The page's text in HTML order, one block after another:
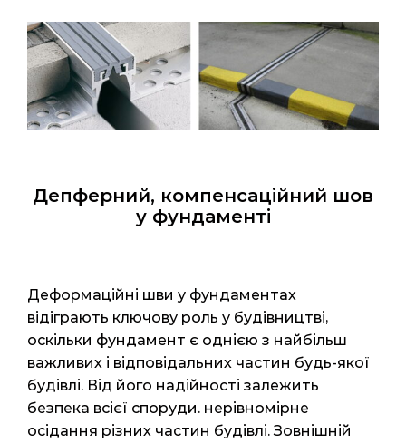
Депферний, компенсаційний шов
у фундаменті
Деформаційні шви у фундаментах
відіграють ключову роль у будівництві,
оскільки фундамент є однією з найбільш
важливих і відповідальних частин будь-якої
будівлі. Від його надійності залежить
безпека всієї споруди. нерівномірне
осідання різних частин будівлі. Зовнішній